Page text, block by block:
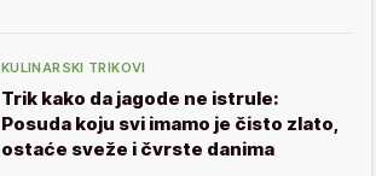
KULINARSKI TRIKOVI
Trik kako da jagode ne istrule:
Posuda koju svi imamo je čisto zlato,
ostaće sveže i čvrste danima